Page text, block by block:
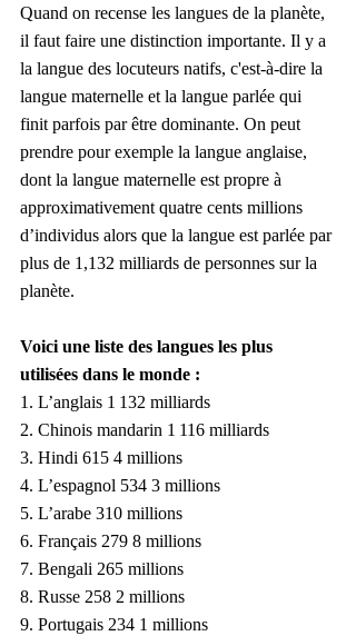
Quand on recense les langues de la planète,
il faut faire une distinction importante. Il y a
la langue des locuteurs natifs, c'est-à-dire la
langue maternelle et la langue parlée qui
finit parfois par être dominante. On peut
prendre pour exemple la langue anglaise,
dont la langue maternelle est propre à
approximativement quatre cents millions
d’individus alors que la langue est parlée par
plus de 1,132 milliards de personnes sur la
planète.
Voici une liste des langues les plus
utilisées dans le monde :
1. L’anglais 1 132 milliards
2. Chinois mandarin 1 116 milliards
3. Hindi 615 4 millions
4. L’espagnol 534 3 millions
5. L’arabe 310 millions
6. Français 279 8 millions
7. Bengali 265 millions
8. Russe 258 2 millions
9. Portugais 234 1 millions